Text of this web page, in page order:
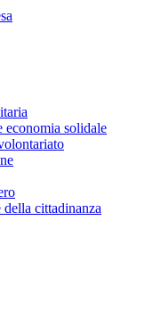
economia solidale
cittadinanza